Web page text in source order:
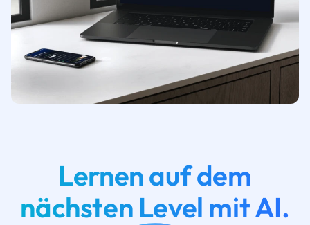
Lernen auf dem
nächsten Level mit AI.